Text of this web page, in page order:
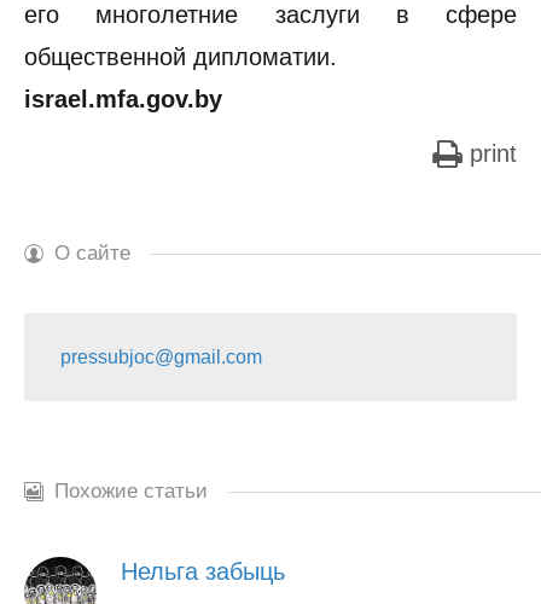
его многолетние заслуги в сфере
общественной дипломатии.
israel.mfa.gov.by
print
О сайте
pressubjoc@gmail.com
Похожие статьи
Нельга забыць